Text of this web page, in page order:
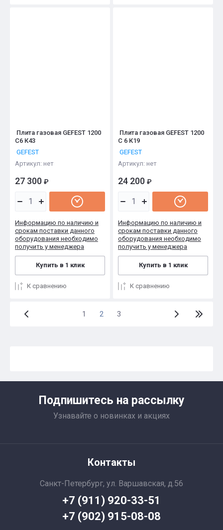
Плита газовая GEFEST 1200
С6 К43
GEFEST
Артикул: нет
27 300 ₽
Информацию по наличию и
срокам поставки данного
оборудования необходимо
получить у менеджера
Купить в 1 клик
К сравнению
Плита газовая GEFEST 1200
С 6 К19
GEFEST
Артикул: нет
24 200 ₽
Информацию по наличию и
срокам поставки данного
оборудования необходимо
получить у менеджера
Купить в 1 клик
К сравнению
1 2 3
Подпишитесь на рассылку
Узнавайте о новинках и акциях
Контакты
Санкт-Петербург, ул. Варшавская, д.56
+7 (911) 920-33-51
+7 (902) 915-08-08